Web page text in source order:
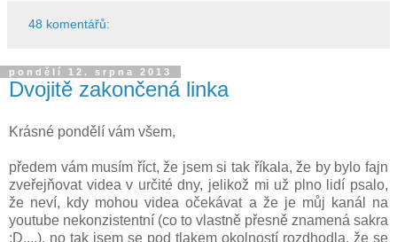
48 komentářů:
pondělí 12. srpna 2013
Dvojitě zakončená linka
Krásné pondělí vám všem,
předem vám musím říct, že jsem si tak říkala, že by bylo fajn
zveřejňovat videa v určité dny, jelikož mi už plno lidí psalo,
že neví, kdy mohou videa očekávat a že je můj kanál na
youtube nekonzistentní (co to vlastně přesně znamená sakra
:D....), no tak jsem se pod tlakem okolností rozdhodla, že se